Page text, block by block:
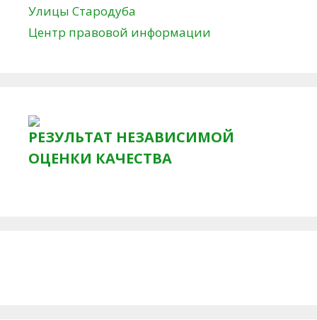
Улицы Стародуба
Центр правовой информации
РЕЗУЛЬТАТ НЕЗАВИСИМОЙ
ОЦЕНКИ КАЧЕСТВА